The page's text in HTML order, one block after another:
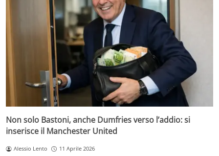
Non solo Bastoni, anche Dumfries verso l’addio: si
inserisce il Manchester United
Alessio Lento 11 Aprile 2026